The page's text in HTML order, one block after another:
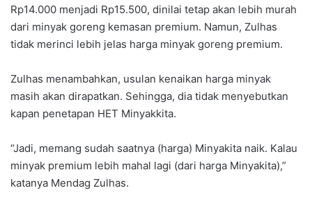
Rp14.000 menjadi Rp15.500, dinilai tetap akan lebih murah
dari minyak goreng kemasan premium. Namun, Zulhas
tidak merinci lebih jelas harga minyak goreng premium.
Zulhas menambahkan, usulan kenaikan harga minyak
masih akan dirapatkan. Sehingga, dia tidak menyebutkan
kapan penetapan HET Minyakkita.
“Jadi, memang sudah saatnya (harga) Minyakita naik. Kalau
minyak premium lebih mahal lagi (dari harga Minyakita),”
katanya Mendag Zulhas.